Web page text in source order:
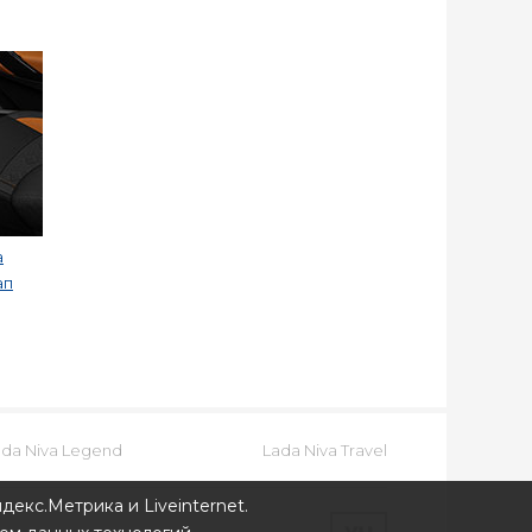
Niva Legend Lada Niva Travel
и Liveinternet.